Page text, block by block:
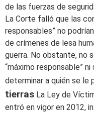
de las fuerzas de
La Corte falló que las
responsables” no
de crímenes de lesa
guerra. No obstante, no
“máximo responsable”
determinar a quién se le
tierras La Ley de
entró en vigor en 2012,